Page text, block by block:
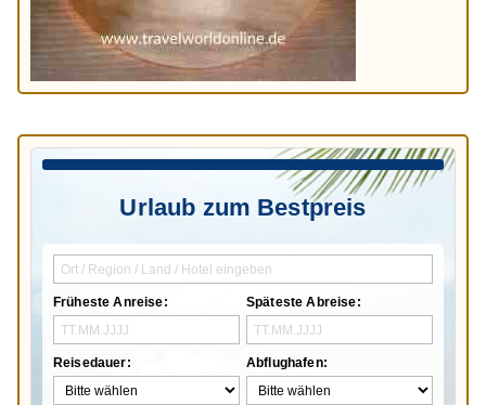
Urlaub zum Bestpreis
Früheste Anreise:
Reisedauer:
Späteste Abreise:
Abflughafen: